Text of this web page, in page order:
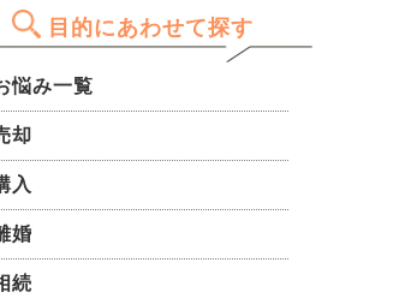
目的にあわせて探す
悩み一覧
却
入
婚
続